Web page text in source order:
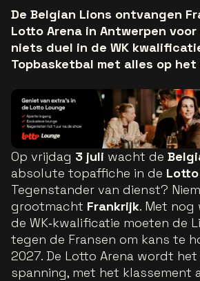
De Belgian Lions ontvangen
Lotto Arena in Antwerpen
niets duel in de WK
Topbasketbal met alles op het
Op vrijdag 3 juli wacht de
absolute topaffiche in de
Tegenstander van dienst?
grootmacht Frankrijk. Met nog
de WK‑kwalificatie moeten de
tegen de Fransen om kans te
2027. De Lotto Arena wordt
spanning, met het klassement